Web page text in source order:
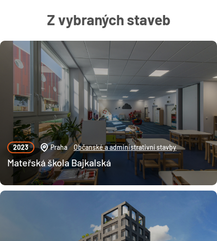
Z vybraných staveb
Mateřská škola Bajkalská
2023 Praha Občanské a administrativní stavby